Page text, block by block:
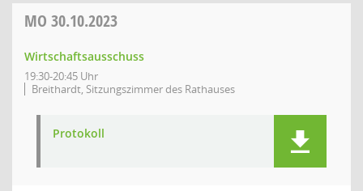
MO 30.10.2023
Wirtschaftsausschuss
19:30-20:45 Uhr
Breithardt, Sitzungszimmer des Rathauses
Protokoll